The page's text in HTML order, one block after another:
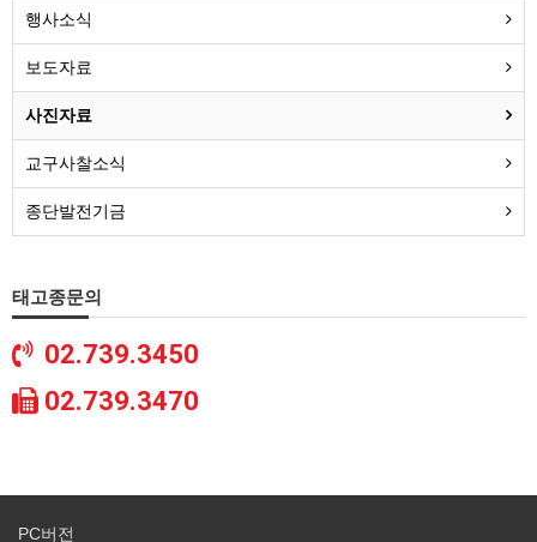
행사소식
보도자료
사진자료
교구사찰소식
종단발전기금
태고종문의
02.739.3450
02.739.3470
PC버전